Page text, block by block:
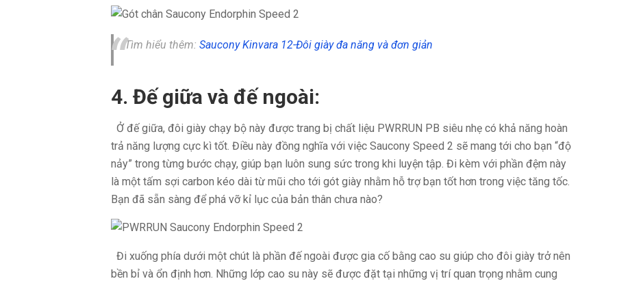
Tìm hiểu thêm: Saucony Kinvara 12-Đôi giày đa năng và đơn giản
4. Đế giữa và đế ngoài:
Ở đế giữa, đôi giày chạy bộ này được trang bị chất liệu PWRRUN PB siêu nhẹ có khả năng hoàn
trả năng lượng cực kì tốt. Điều này đồng nghĩa với việc Saucony Speed 2 sẽ mang tới cho bạn “độ
nảy” trong từng bước chạy, giúp bạn luôn sung sức trong khi luyện tập. Đi kèm với phần đệm này
là một tấm sợi carbon kéo dài từ mũi cho tới gót giày nhằm hỗ trợ bạn tốt hơn trong việc tăng tốc.
Bạn đã sẵn sàng để phá vỡ kỉ lục của bản thân chưa nào?
Đi xuống phía dưới một chút là phần đế ngoài được gia cố bằng cao su giúp cho đôi giày trở nên
bền bỉ và ổn định hơn. Những lớp cao su này sẽ được đặt tại những vị trí quan trọng nhằm cung